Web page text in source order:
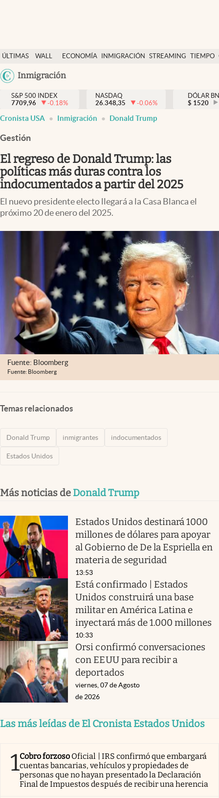
ÚLTIMAS
NOTICIAS
WALL
Y
DÓLAR
ECONOMÍA INMIGRACIÓN STREAMING TIEMPO
México
Inmigración
Finanzas y economía
Wall Street y dólar
Inmigración
Espiritual
Streaming
PC y mobile
S&P 500 INDEX
7709,96
-0.18%
NASDAQ
26.348,35
-0.06%
DÓLAR
$ 1520
Cronista USA Inmigración Donald Trump
Gestión
El regreso de Donald Trump: las
políticas más duras contra los
indocumentados a partir del 2025
El nuevo presidente electo llegará a la Casa Blanca el
próximo 20 de enero del 2025.
Fuente: Bloomberg
Fuente: Bloomberg
Temas relacionados
Donald Trump inmigrantes indocumentados
Estados Unidos
Más noticias de Donald Trump
Estados Unidos destinará 1000
millones de dólares para apoyar
al Gobierno de De la Espriella en
materia de seguridad
13:53
Está confirmado | Estados
Unidos construirá una base
militar en América Latina e
inyectará más de 1.000 millones
10:33
Orsi confirmó conversaciones
con EEUU para recibir a
deportados
viernes, 07 de Agosto
de 2026
Las más leídas de El Cronista Estados Unidos
1Cobro forzoso Oficial | IRS confirmó que embargará
cuentas bancarias, vehículos y propiedades de
personas que no hayan presentado la Declaración
Final de Impuestos después de recibir una herencia